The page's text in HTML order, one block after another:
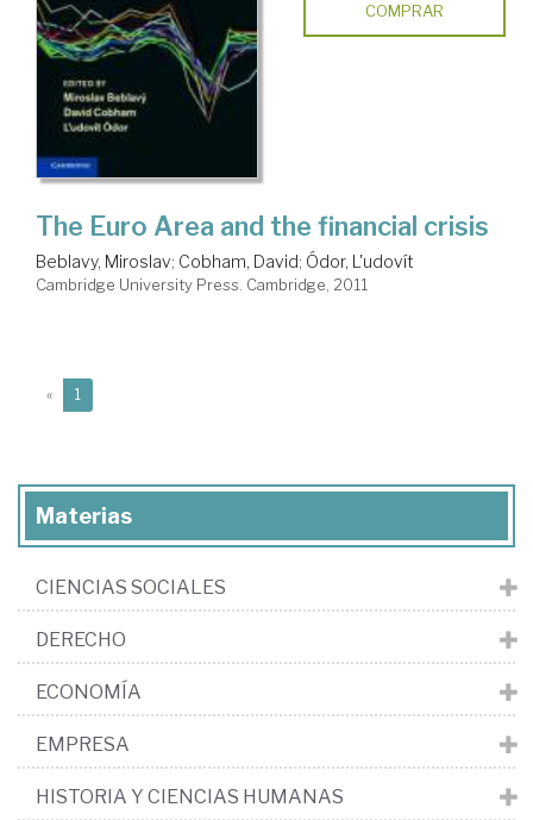
COMPRAR
The Euro Area and the financial crisis
Beblavy, Miroslav; Cobham, David; Ódor, L'udovít
Cambridge University Press. Cambridge, 2011
« 1
Materias
CIENCIAS SOCIALES
DERECHO
ECONOMÍA
EMPRESA
HISTORIA Y CIENCIAS HUMANAS